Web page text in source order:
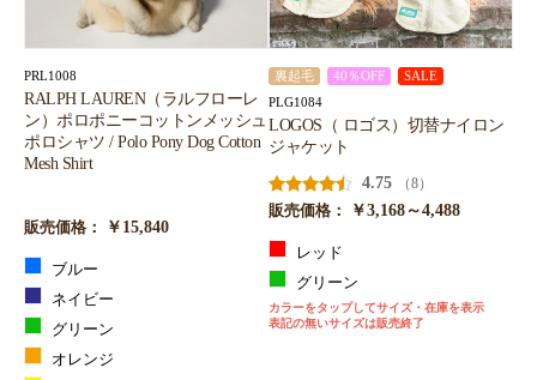
PRL1008
RALPH LAUREN（ラルフローレ
ン）ポロポニーコットンメッシュ
ポロシャツ / Polo Pony Dog Cotton
Mesh Shirt
販売価格： ￥15,840
ブルー
ネイビー
グリーン
オレンジ
裏起毛 40％OFF SALE
PLG1084
LOGOS（ ロゴス）切替ナイロン
ジャケット
4.75
（8）
販売価格：
￥3,168～4,488
レッド
グリーン
カラーをタップしてサイズ・在庫を表示
表記の無いサイズは販売終了
お買い物を続ける カートへ進む